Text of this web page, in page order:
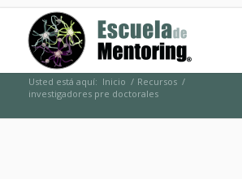
Usted está aquí: Inicio / Recursos /
investigadores pre doctorales